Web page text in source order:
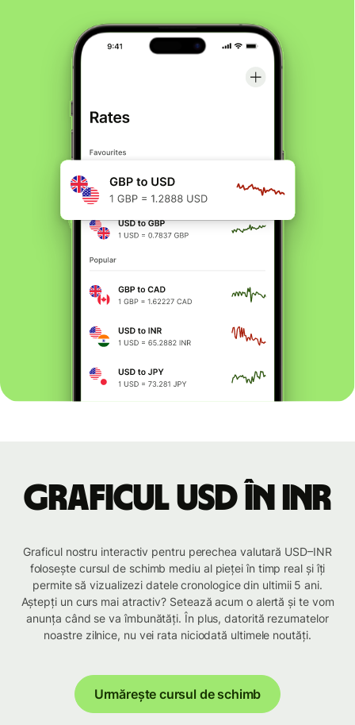
Graficul USD în INR
Graficul nostru interactiv pentru perechea valutară USD–INR
folosește cursul de schimb mediu al pieței în timp real și îți
permite să vizualizezi datele cronologice din ultimii 5 ani.
Aștepți un curs mai atractiv? Setează acum o alertă și te vom
anunța când se va îmbunătăți. În plus, datorită rezumatelor
noastre zilnice, nu vei rata niciodată ultimele noutăți.
Urmărește cursul de schimb